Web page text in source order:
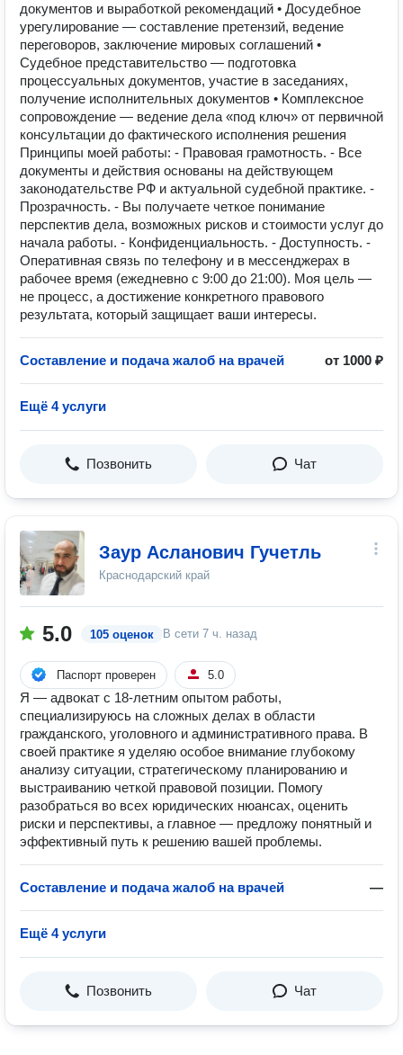
документов и выработкой рекомендаций • Досудебное
урегулирование — составление претензий, ведение
переговоров, заключение мировых соглашений •
Судебное представительство — подготовка
процессуальных документов, участие в заседаниях,
получение исполнительных документов • Комплексное
сопровождение — ведение дела «под ключ» от первичной
консультации до фактического исполнения решения
Принципы моей работы: - Правовая грамотность. - Все
документы и действия основаны на действующем
законодательстве РФ и актуальной судебной практике. -
Прозрачность. - Вы получаете четкое понимание
перспектив дела, возможных рисков и стоимости услуг до
начала работы. - Конфиденциальность. - Доступность. -
Оперативная связь по телефону и в мессенджерах в
рабочее время (ежедневно с 9:00 до 21:00). Моя цель —
не процесс, а достижение конкретного правового
результата, который защищает ваши интересы.
Составление и подача жалоб на врачей от 1000 ₽
Ещё 4 услуги
Позвонить Чат
Заур Асланович Гучетль
Краснодарский край
5.0 105 оценок В сети 7 ч. назад
Паспорт проверен 5.0
Я — адвокат с 18-летним опытом работы,
специализируюсь на сложных делах в области
гражданского, уголовного и административного права. В
своей практике я уделяю особое внимание глубокому
анализу ситуации, стратегическому планированию и
выстраиванию четкой правовой позиции. Помогу
разобраться во всех юридических нюансах, оценить
риски и перспективы, а главное — предложу понятный и
эффективный путь к решению вашей проблемы.
Составление и подача жалоб на врачей —
Ещё 4 услуги
Позвонить Чат